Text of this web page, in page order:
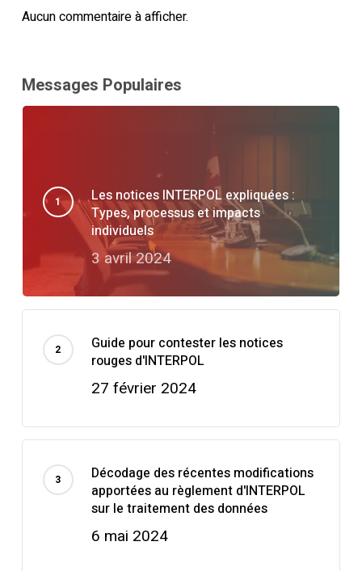
Aucun commentaire à afficher.
Messages Populaires
Les notices INTERPOL expliquées :
Types, processus et impacts
individuels
3 avril 2024
Guide pour contester les notices
rouges d'INTERPOL
27 février 2024
Décodage des récentes modifications
apportées au règlement d'INTERPOL
sur le traitement des données
6 mai 2024